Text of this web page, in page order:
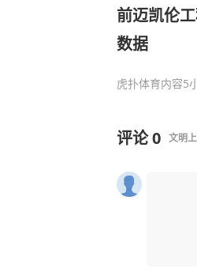
前迈凯伦
数据
虎扑体育内容5
评论0 文明